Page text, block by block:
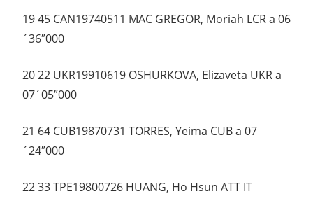
19 45 CAN19740511 MAC GREGOR, Moriah LCR a 06
´36″000
20 22 UKR19910619 OSHURKOVA, Elizaveta UKR a
07´05″000
21 64 CUB19870731 TORRES, Yeima CUB a 07
´24″000
22 33 TPE19800726 HUANG, Ho Hsun ATT IT